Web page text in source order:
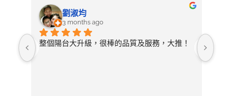
劉淑均
3 months ago
整個陽台大升級，很棒的品質及服務，大推！